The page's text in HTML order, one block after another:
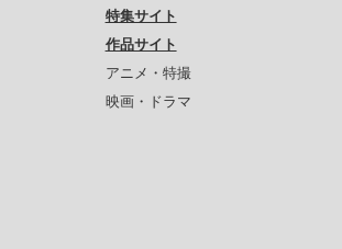
特集サイト
作品サイト
アニメ・特撮
映画・ドラマ